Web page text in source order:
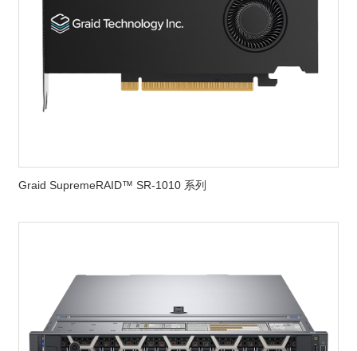
Graid SupremeRAID™ SR-1010 系列